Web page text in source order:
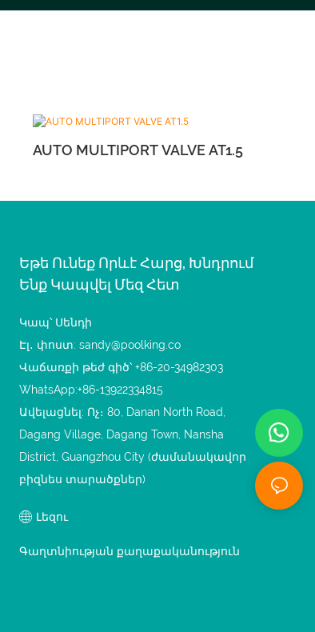
AUTO MULTIPORT VALVE AT1.5
Եթե ​​​​ունեք Որևէ Հարց, Խնդրում
Ենք Կապվել Մեզ Հետ
Կապ՝ Սենդի
Էլ․ փոստ:sandy@poolking.co
Վաճառքի թեժ գիծ՝ +86-20-34982303
WhatsApp:+86-13922334815
Ավելացնել: Ոչ։ 80, Danan North Road,
Dagang Village, Dagang Town, Nansha
District, Guangzhou City (ժամանակավոր
բիզնես տարածքներ)
Լեզու
Գաղտնիության քաղաքականություն